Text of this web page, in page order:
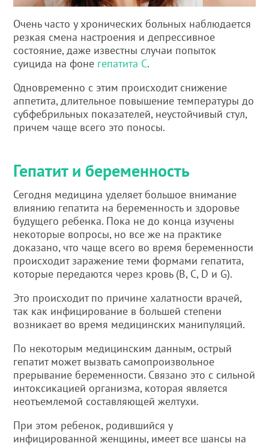
Очень часто у хронических больных наблюдается
резкая смена настроения и депрессивное
состояние, даже известны случаи попыток
суицида на фоне гепатита С.
Одновременно с этим происходит снижение
аппетита, длительное повышение температуры до
субфебрильных показателей, неустойчивый стул,
причем чаще всего это поносы.
Гепатит и беременность
Сегодня медицина уделяет большое внимание
влиянию гепатита на беременность и здоровье
будущего ребенка. Пока не до конца изучены
некоторые вопросы, но все же на практике
доказано, что чаще всего во время беременности
происходит заражение теми формами гепатита,
которые передаются через кровь (В, C, D и G).
Это происходит по причине халатности врачей,
так как инфицирование в большей степени
возникает во время медицинских манипуляций.
По некоторым медицинским данным, острый
гепатит может вызвать самопроизвольное
прерывание беременности. Связано это с сильной
интоксикацией организма, которая является
неотъемлемой составляющей желтухи.
При этом ребенок, родившийся у
инфицированной женщины, имеет все шансы на